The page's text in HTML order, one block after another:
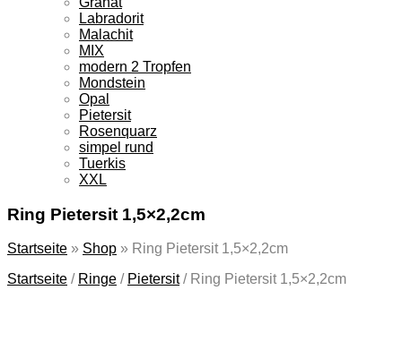
Labradorit
Malachit
MIX
modern 2 Tropfen
Mondstein
Opal
Pietersit
Rosenquarz
simpel rund
Tuerkis
XXL
Ring Pietersit 1,5×2,2cm
Startseite » Shop » Ring Pietersit 1,5×2,2cm
Startseite / Ringe / Pietersit/ Ring Pietersit 1,5×2,2cm